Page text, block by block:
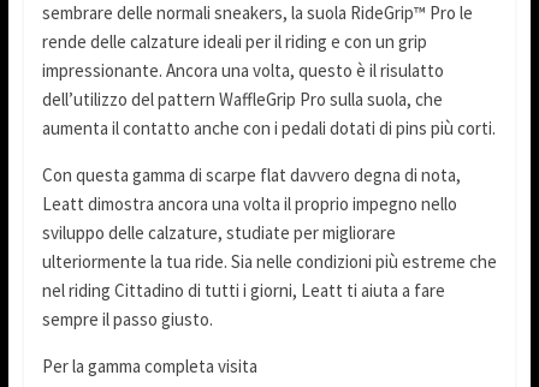
sembrare delle normali sneakers, la suola RideGrip™ Pro le
rende delle calzature ideali per il riding e con un grip
impressionante. Ancora una volta, questo è il risulatto
dell’utilizzo del pattern WaffleGrip Pro sulla suola, che
aumenta il contatto anche con i pedali dotati di pins più corti.
Con questa gamma di scarpe flat davvero degna di nota,
Leatt dimostra ancora una volta il proprio impegno nello
sviluppo delle calzature, studiate per migliorare
ulteriormente la tua ride. Sia nelle condizioni più estreme che
nel riding Cittadino di tutti i giorni, Leatt ti aiuta a fare
sempre il passo giusto.
Per la gamma completa visita